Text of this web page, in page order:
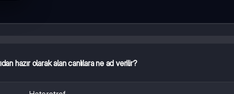
hazır olarak alan canlılara ne ad verilir?